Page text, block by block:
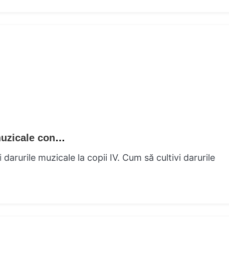
Armonia armonică Un sfetnic de cadouri muzicale contra Madam Melodioasă
muzicale la copii IV. Cum să cultivi darurile